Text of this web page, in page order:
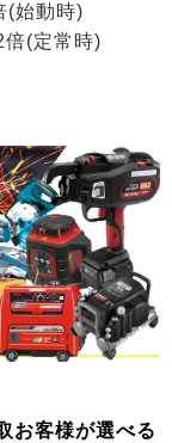
(始動時)
(定常時)
客様が選べる